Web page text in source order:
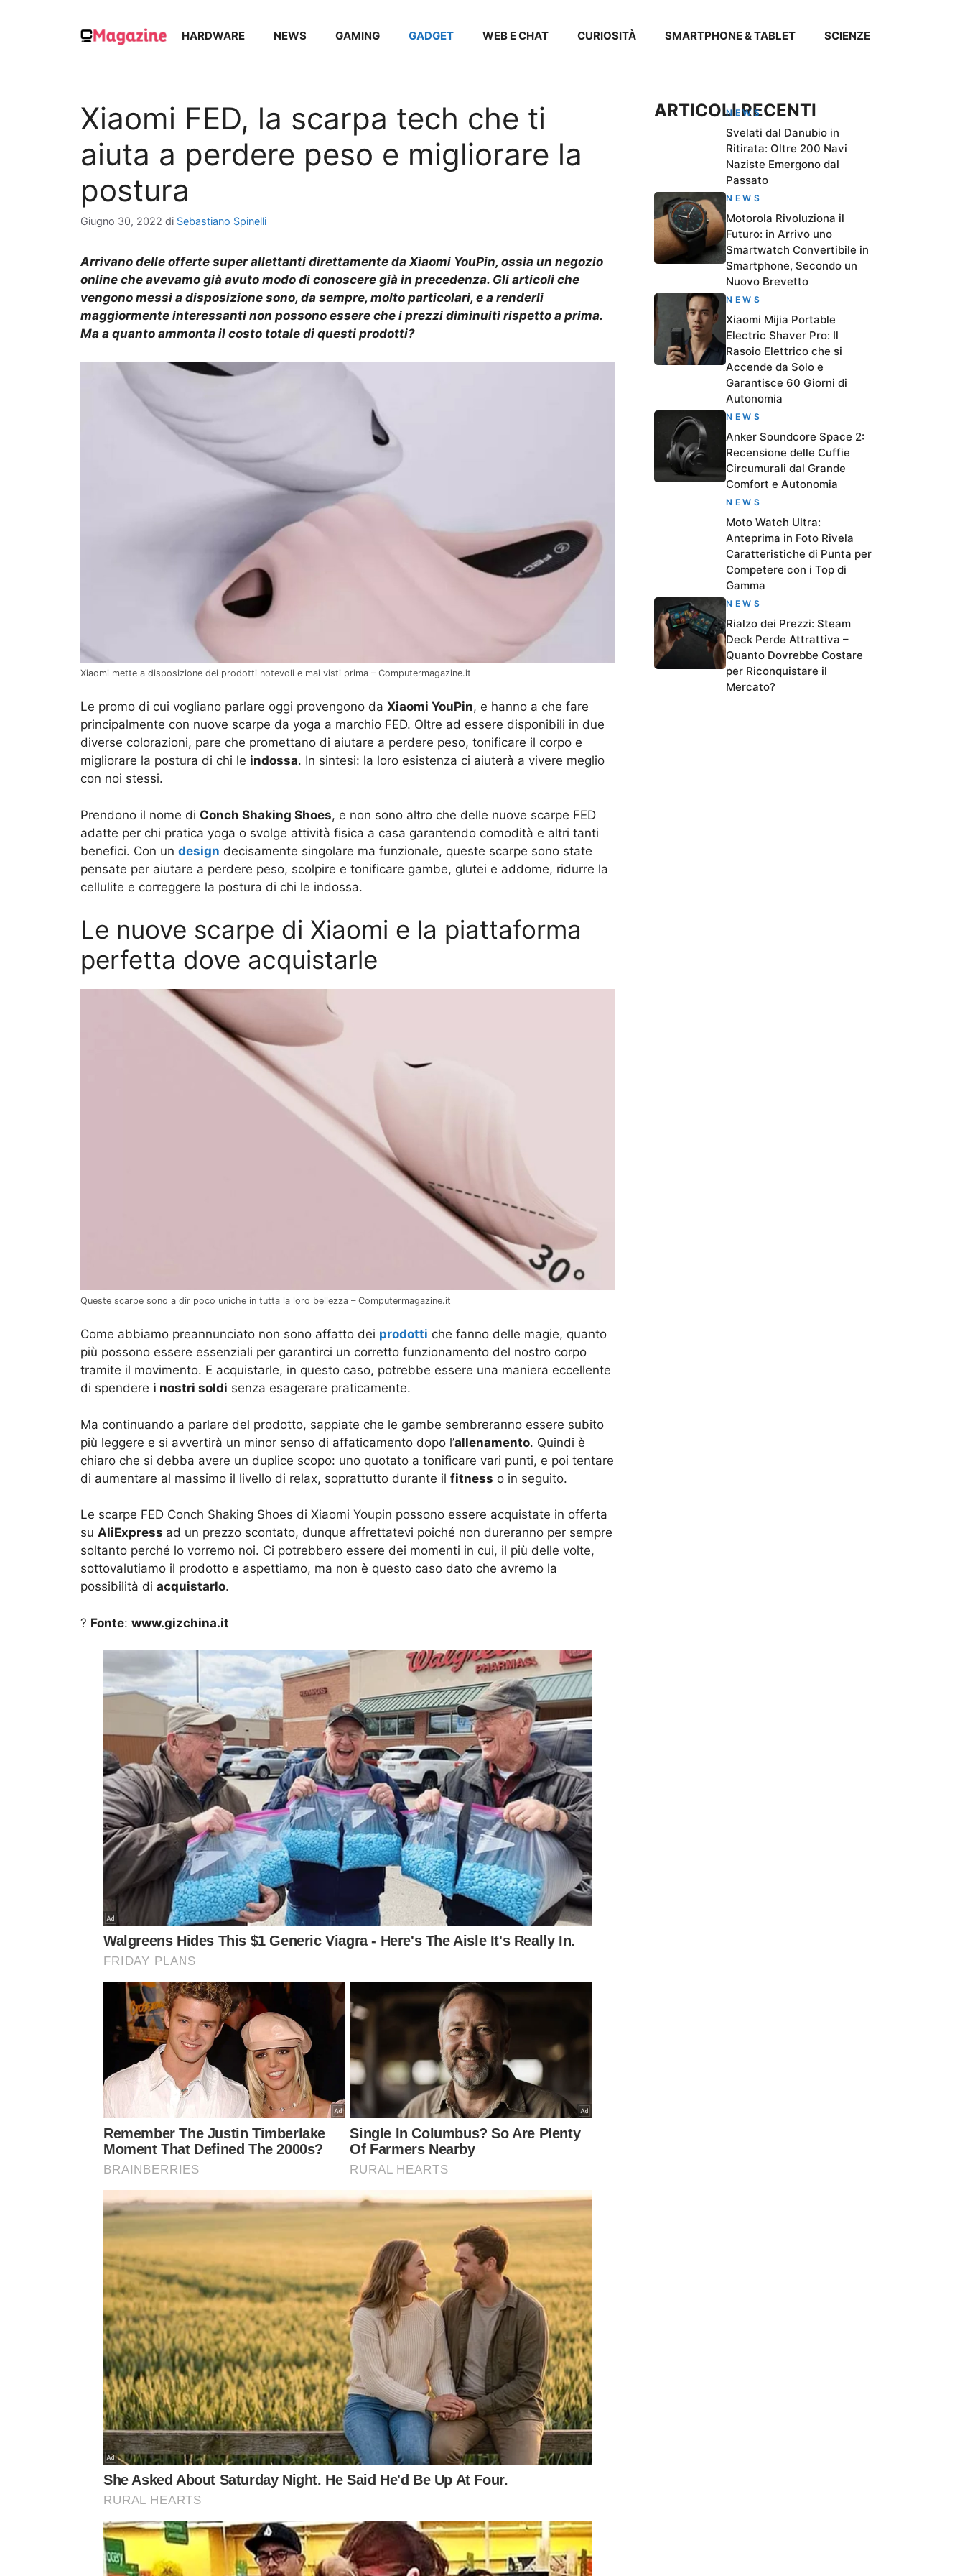
HARDWARE NEWS GAMING GADGET WEB E CHAT CURIOSITÀ SMARTPHONE & TABLET SCIENZE
Xiaomi FED, la scarpa tech che ti
aiuta a perdere peso e migliorare la
postura
Giugno 30, 2022 di Sebastiano Spinelli
Arrivano delle offerte super allettanti direttamente da Xiaomi YouPin, ossia un negozio
online che avevamo già avuto modo di conoscere già in precedenza. Gli articoli che
vengono messi a disposizione sono, da sempre, molto particolari, e a renderli
maggiormente interessanti non possono essere che i prezzi diminuiti rispetto a prima.
Ma a quanto ammonta il costo totale di questi prodotti?
Xiaomi mette a disposizione dei prodotti notevoli e mai visti prima – Computermagazine.it
Le promo di cui vogliano parlare oggi provengono da Xiaomi YouPin, e hanno a che fare
principalmente con nuove scarpe da yoga a marchio FED. Oltre ad essere disponibili in due
diverse colorazioni, pare che promettano di aiutare a perdere peso, tonificare il corpo e
migliorare la postura di chi le indossa. In sintesi: la loro esistenza ci aiuterà a vivere meglio
con noi stessi.
Prendono il nome di Conch Shaking Shoes, e non sono altro che delle nuove scarpe FED
adatte per chi pratica yoga o svolge attività fisica a casa garantendo comodità e altri tanti
benefici. Con un design decisamente singolare ma funzionale, queste scarpe sono state
pensate per aiutare a perdere peso, scolpire e tonificare gambe, glutei e addome, ridurre la
cellulite e correggere la postura di chi le indossa.
Le nuove scarpe di Xiaomi e la piattaforma
perfetta dove acquistarle
Queste scarpe sono a dir poco uniche in tutta la loro bellezza – Computermagazine.it
Come abbiamo preannunciato non sono affatto dei prodotti che fanno delle magie, quanto
più possono essere essenziali per garantirci un corretto funzionamento del nostro corpo
tramite il movimento. E acquistarle, in questo caso, potrebbe essere una maniera eccellente
di spendere i nostri soldi senza esagerare praticamente.
Ma continuando a parlare del prodotto, sappiate che le gambe sembreranno essere subito
più leggere e si avvertirà un minor senso di affaticamento dopo l’allenamento. Quindi è
chiaro che si debba avere un duplice scopo: uno quotato a tonificare vari punti, e poi tentare
di aumentare al massimo il livello di relax, soprattutto durante il fitness o in seguito.
Le scarpe FED Conch Shaking Shoes di Xiaomi Youpin possono essere acquistate in offerta
su AliExpress ad un prezzo scontato, dunque affrettatevi poiché non dureranno per sempre
soltanto perché lo vorremo noi. Ci potrebbero essere dei momenti in cui, il più delle volte,
sottovalutiamo il prodotto e aspettiamo, ma non è questo caso dato che avremo la
possibilità di acquistarlo.
? Fonte: www.gizchina.it
ARTICOLI RECENTI
NEWS
Svelati dal Danubio in
Ritirata: Oltre 200 Navi
Naziste Emergono dal
Passato
NEWS
Motorola Rivoluziona il
Futuro: in Arrivo uno
Smartwatch Convertibile in
Smartphone, Secondo un
Nuovo Brevetto
NEWS
Xiaomi Mijia Portable
Electric Shaver Pro: Il
Rasoio Elettrico che si
Accende da Solo e
Garantisce 60 Giorni di
Autonomia
NEWS
Anker Soundcore Space 2:
Recensione delle Cuffie
Circumurali dal Grande
Comfort e Autonomia
NEWS
Moto Watch Ultra:
Anteprima in Foto Rivela
Caratteristiche di Punta per
Competere con i Top di
Gamma
NEWS
Rialzo dei Prezzi: Steam
Deck Perde Attrattiva –
Quanto Dovrebbe Costare
per Riconquistare il
Mercato?